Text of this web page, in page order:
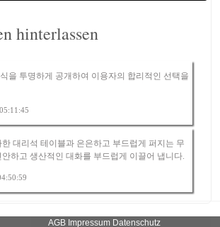
hinterlassen
을 투명하게 공개하여 이용자의 합리적인 선택을
대리석 테이블과 은은하고 부드럽게 퍼지는 무
하고 생산적인 대화를 부드럽게 이끌어 냅니다.
AGB Impressum Datenschutz